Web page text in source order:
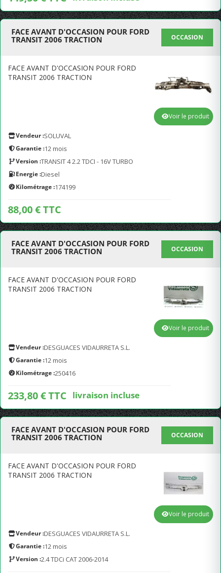
FACE AVANT D'OCCASION POUR FORD
TRANSIT 2006 TRACTION
OCCASION
FACE AVANT D'OCCASION POUR FORD
TRANSIT 2006 TRACTION
Vendeur :SOLUVAL
Garantie :12 mois
Version :TRANSIT 4 2.2 TDCI - 16V TURBO
Energie :Diesel
Kilométrage :174199
88,00 € TTC
Voir le produit
FACE AVANT D'OCCASION POUR FORD
TRANSIT 2006 TRACTION
OCCASION
FACE AVANT D'OCCASION POUR FORD
TRANSIT 2006 TRACTION
Vendeur :DESGUACES VIDAURRETA S.L.
Garantie :12 mois
Kilométrage :250416
233,80 € TTC livraison incluse
Voir le produit
FACE AVANT D'OCCASION POUR FORD
TRANSIT 2006 TRACTION
OCCASION
FACE AVANT D'OCCASION POUR FORD
TRANSIT 2006 TRACTION
Vendeur :DESGUACES VIDAURRETA S.L.
Garantie :12 mois
Version :2.4 TDCi CAT 2006-2014
Voir le produit